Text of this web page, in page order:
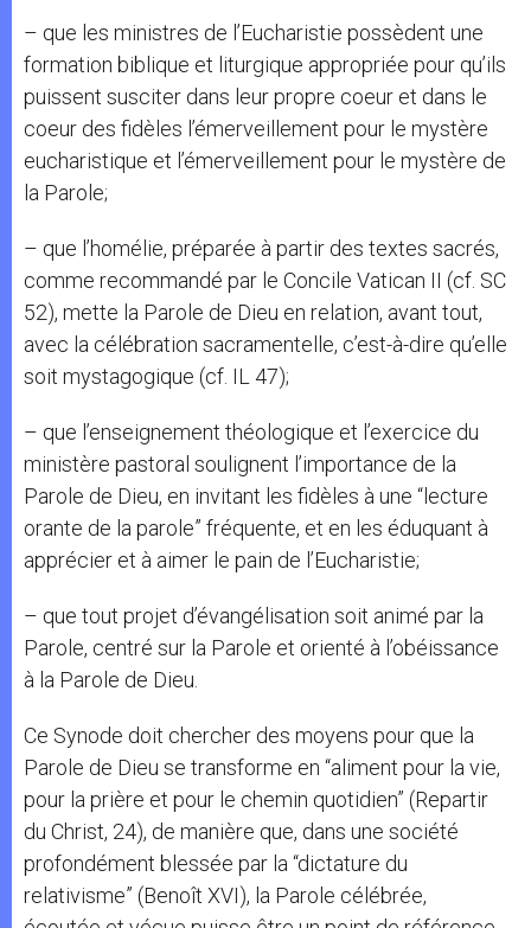
– que les ministres de l’Eucharistie possèdent une
formation biblique et liturgique appropriée pour qu’ils
puissent susciter dans leur propre coeur et dans le
coeur des fidèles l’émerveillement pour le mystère
eucharistique et l’émerveillement pour le mystère de
la Parole;
– que l’homélie, préparée à partir des textes sacrés,
comme recommandé par le Concile Vatican II (cf. SC
52), mette la Parole de Dieu en relation, avant tout,
avec la célébration sacramentelle, c’est-à-dire qu’elle
soit mystagogique (cf. IL 47);
– que l’enseignement théologique et l’exercice du
ministère pastoral soulignent l’importance de la
Parole de Dieu, en invitant les fidèles à une “lecture
orante de la parole” fréquente, et en les éduquant à
apprécier et à aimer le pain de l’Eucharistie;
– que tout projet d’évangélisation soit animé par la
Parole, centré sur la Parole et orienté à l’obéissance
à la Parole de Dieu.
Ce Synode doit chercher des moyens pour que la
Parole de Dieu se transforme en “aliment pour la vie,
pour la prière et pour le chemin quotidien” (Repartir
du Christ, 24), de manière que, dans une société
profondément blessée par la “dictature du
relativisme” (Benoît XVI), la Parole célébrée,